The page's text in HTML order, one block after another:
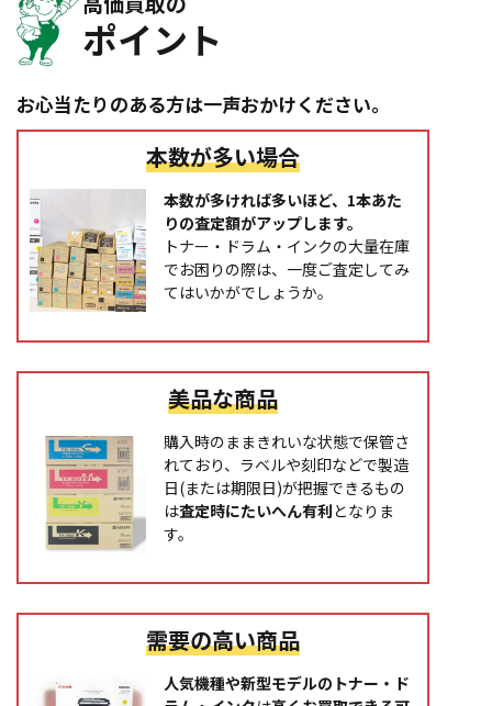
ポイント
お心当たりのある方は一声おかけください。
本数が多い場合
本数が多ければ多いほど、1本あた
りの査定額がアップします。
トナー・ドラム・インクの大量在庫
でお困りの際は、一度ご査定してみ
てはいかがでしょうか。
美品な商品
購入時のままきれいな状態で保管さ
れており、ラベルや刻印などで製造
日(または期限日)が把握できるもの
は査定時にたいへん有利となりま
す。
需要の高い商品
人気機種や新型モデルのトナー・ド